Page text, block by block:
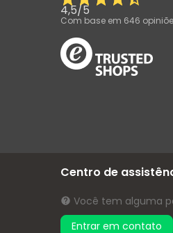
4,5/5
Com base em 646
Centro de
Você tem alguma
Entrar em contato